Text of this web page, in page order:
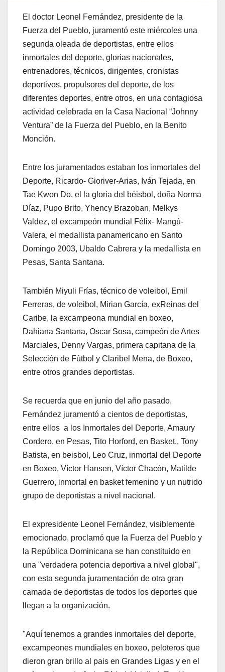
El doctor Leonel Fernández, presidente de la
Fuerza del Pueblo, juramentó este miércoles una
segunda oleada de deportistas, entre ellos
inmortales del deporte, glorias nacionales,
entrenadores, técnicos, dirigentes, cronistas
deportivos, propulsores del deporte, de los
diferentes deportes, entre otros, en una contagiosa
actividad celebrada en la Casa Nacional “Johnny
Ventura” de la Fuerza del Pueblo, en la Benito
Monción.
Entre los juramentados estaban los inmortales del
Deporte, Ricardo- Gioriver-Arias, Iván Tejada, en
Tae Kwon Do, el la gloria del béisbol, doña Norma
Díaz, Pupo Brito, Yhency Brazoban, Melkys
Valdez, el excampeón mundial Félix- Mangú-
Valera, el medallista panamericano en Santo
Domingo 2003, Ubaldo Cabrera y la medallista en
Pesas, Santa Santana.
También Miyuli Frías, técnico de voleibol, Emil
Ferreras, de voleibol, Mirian García, exReinas del
Caribe, la excampeona mundial en boxeo,
Dahiana Santana, Oscar Sosa, campeón de Artes
Marciales, Denny Vargas, primera capitana de la
Selección de Fútbol y Claribel Mena, de Boxeo,
entre otros grandes deportistas.
Se recuerda que en junio del año pasado,
Fernández juramentó a cientos de deportistas,
entre ellos a los Inmortales del Deporte, Amaury
Cordero, en Pesas, Tito Horford, en Basket,, Tony
Batista, en beisbol, Leo Cruz, inmortal del Deporte
en Boxeo, Víctor Hansen, Víctor Chacón, Matilde
Guerrero, inmortal en basket femenino y un nutrido
grupo de deportistas a nivel nacional.
El expresidente Leonel Fernández, visiblemente
emocionado, proclamó que la Fuerza del Pueblo y
la República Dominicana se han constituido en
una "verdadera potencia deportiva a nivel global",
con esta segunda juramentación de otra gran
camada de deportistas de todos los deportes que
llegan a la organización.
"Aquí tenemos a grandes inmortales del deporte,
excampeones mundiales en boxeo, peloteros que
dieron gran brillo al pais en Grandes Ligas y en el